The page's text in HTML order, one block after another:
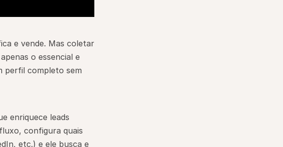
e vende. Mas coletar
o essencial e
perfil completo sem
enriquece leads
configura quais
etc.) e ele busca e